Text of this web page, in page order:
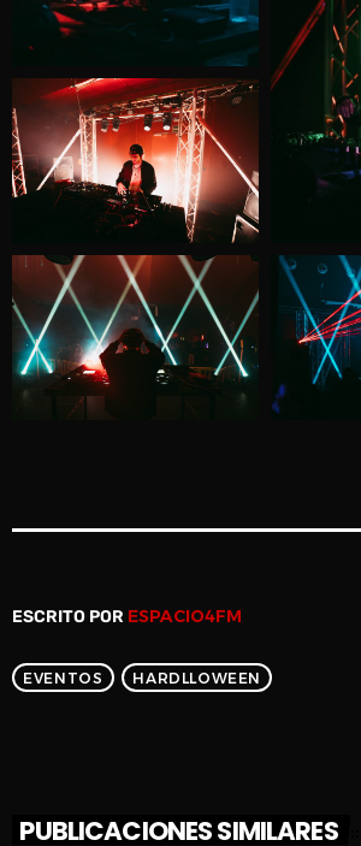
ESCRITO POR ESPACIO4FM
EVENTOS HARDLLOWEEN
PUBLICACIONES SIMILARES